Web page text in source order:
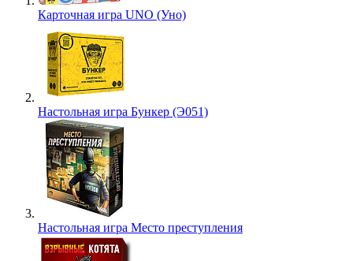
Карточная игра UNO (Уно)
Настольная игра Бункер (Э051)
Настольная игра Место преступления